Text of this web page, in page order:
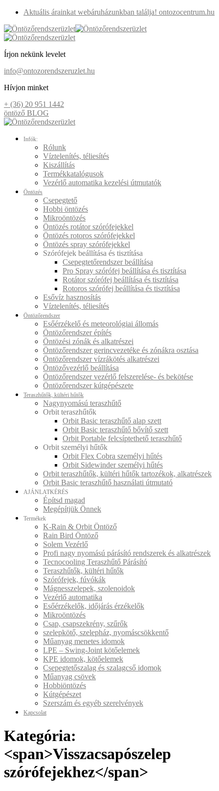
Aktuális árainkat webáruházunkban találja! ontozocentrum.hu
Írjon nekünk levelet
info@ontozorendszeruzlet.hu
Hívjon minket
+ (36) 20 951 1442
öntöző BLOG
Infók:
Rólunk
Víztelenítés, téliesítés
Kiszállítás
Termékkatalógusok
Vezérlő automatika kezelési útmutatók
Öntözés
Csepegtető
Hobbi öntözés
Mikroöntözés
Öntözés rotátor szórófejekkel
Öntözés rotoros szórófejekkel
Öntözés spray szórófejekkel
Szórófejek beállítása és tisztítása
Csepegtetőrendszer beállítása
Pro Spray szórófej beállítása és tisztítása
Rotátor szórófej beállítása és tisztítása
Rotoros szórófej beállítása és tisztítása
Esővíz hasznosítás
Víztelenítés, téliesítés
Öntözőrendszer
Esőérzékelő és meteorológiai állomás
Öntözőrendszer építés
Öntözési zónák és alkatrészei
Öntözőrendszer gerincvezetéke és zónákra osztása
Öntözőrendszer vízrákötés alkatrészei
Öntözővezérlő beállítása
Öntözőrendszer vezérlő felszerelése- és bekötése
Öntözőrendszer kútgépészete
Teraszhűtők, kültéri hűtők
Nagynyomású teraszhűtő
Orbit teraszhűtők
Orbit Basic teraszhűtő alap szett
Orbit Basic teraszhűtő bővítő szett
Orbit Portable felcsíptethető teraszhűtő
Orbit személyi hűtők
Orbit Flex Cobra személyi hűtés
Orbit Sidewinder személyi hűtés
Orbit teraszhűtők, kültéri hűtők tartozékok, alkatrészek
Orbit Basic teraszhűtő használati útmutató
AJÁNLATKÉRÉS
Építsd magad
Megépítjük Önnek
Termékek
K-Rain & Orbit Öntöző
Rain Bird Öntöző
Solem Vezérlő
Profi nagy nyomású párásító rendszerek és alkatrészek
Tecnocooling Teraszhűtő Párásító
Teraszhűtők, kültéri hűtők
Szórófejek, fúvókák
Mágnesszelepek, szolenoidok
Vezérlő automatika
Esőérzékelők, időjárás érzékelők
Mikroöntözés
Csap, csapszekrény, szűrők
szelepkötő, szelepház, nyomáscsökkentő
Műanyag menetes idomok
LPE – Swing-Joint kötőelemek
KPE idomok, kötőelemek
Csepegtetőszalag és szalagcső idomok
Műanyag csövek
Hobbiöntözés
Kútgépészet
Szerszám és egyéb szerelvények
Kapcsolat
Kategória:
<span>Visszacsapószelep
szórófejekhez</span>